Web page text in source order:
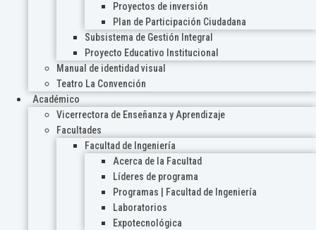
Proyectos de inversión
Plan de Participación Ciudadana
Subsistema de Gestión Integral
Proyecto Educativo Institucional
Manual de identidad visual
Teatro La Convención
Académico
Vicerrectora de Enseñanza y Aprendizaje
Facultades
Facultad de Ingeniería
Acerca de la Facultad
Líderes de programa
Programas | Facultad de Ingeniería
Laboratorios
Expotecnológica